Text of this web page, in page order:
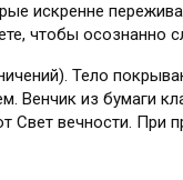
искренне
чтобы осознанно
Тело
из бумаги
вечности. При